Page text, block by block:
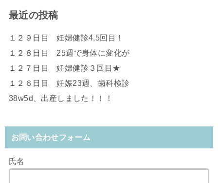
最近の投稿
１２９日目 妊婦健診4,5回目！
１２８日目 25週で身体に変化が
１２７日目 妊婦健診３回目★
１２６日目 妊娠23週、歯科検診
38w5d、出産しました！！！
お問い合わせフォーム
氏名